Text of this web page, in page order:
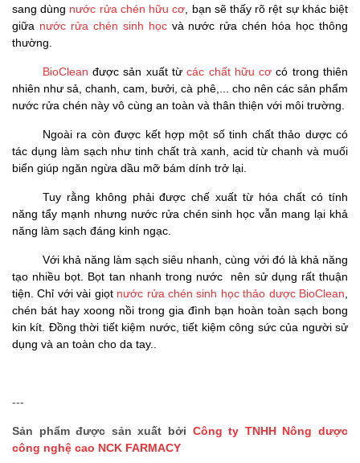
sang dùng nước rửa chén hữu cơ , bạn sẽ thấy rõ rệt sự khác biệt
giữa nước rửa chén sinh họcvà nước rửa chén hóa học thông
thường.
BioClean được sản xuất từcác chất hữu cơ có trong thiên
nhiên như sả, chanh, cam, bưởi, cà phê,... cho nên các sản phẩm
nước rửa chén này vô cùng an toàn và thân thiện với môi trường.
Ngoài ra còn được kết hợp một số tinh chất thảo dược có
tác dụng làm sạch như tinh chất trà xanh, acid từ chanh và muối
biển giúp ngăn ngừa dầu mỡ bám dính trở lại.
Tuy rằng không phải được chế xuất từ hóa chất có tính
năng tẩy mạnh nhưng nước rửa chén sinh học vẫn mang lại khả
năng làm sạch đáng kinh ngạc.
Với khả năng làm sạch siêu nhanh, cùng với đó là khả năng
tạo nhiều bọt. Bọt tan nhanh trong nước nên sử dụng rất thuận
tiện. Chỉ với vài giọt nước rửa chén sinh học thảo dược BioClean
chén bát hay xoong nồi trong gia đình bạn hoàn toàn sạch bong
kin kít. Đồng thời tiết kiệm nước, tiết kiệm công sức của người sử
dụng và an toàn cho da tay..
---
Sản phẩm được sản xuất bởi Công ty TNHH Nông dược
công nghệ cao NCK FARMACY